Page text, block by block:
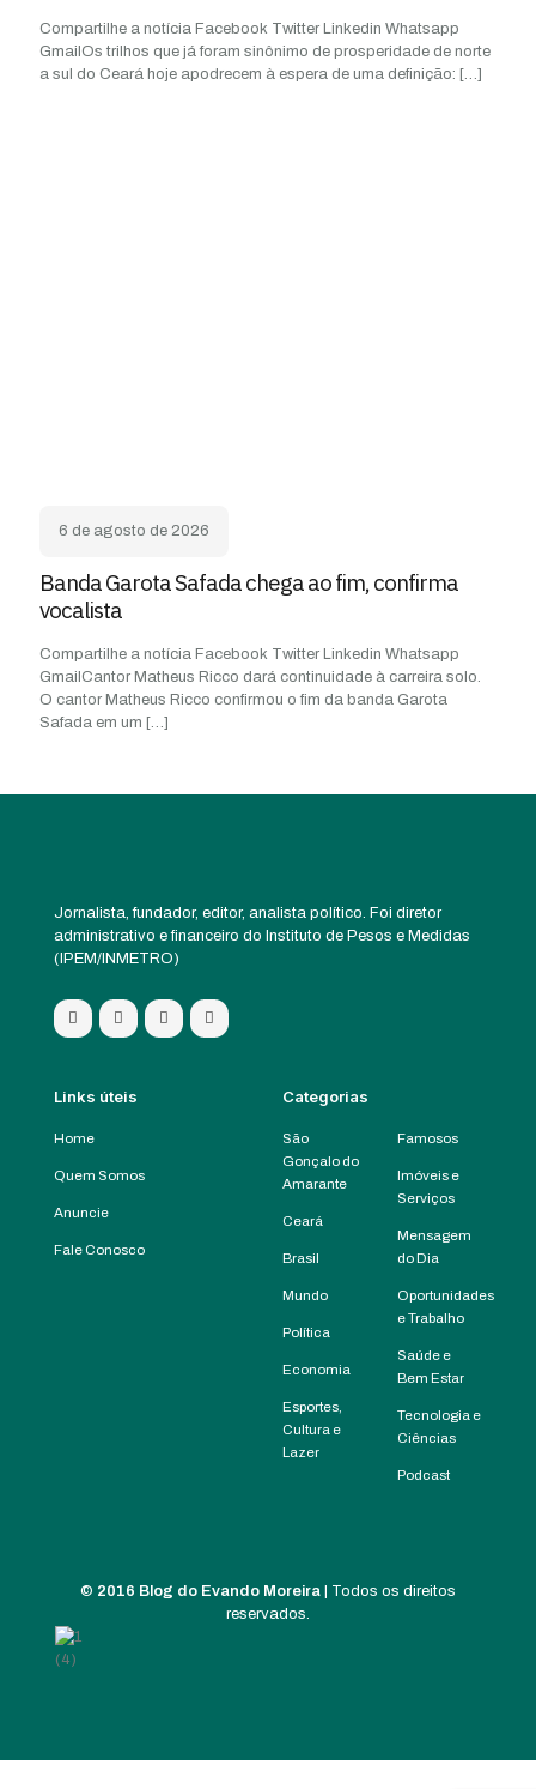
Compartilhe a notícia Facebook Twitter Linkedin Whatsapp
GmailOs trilhos que já foram sinônimo de prosperidade de norte
a sul do Ceará hoje apodrecem à espera de uma definição: […]
6 de agosto de 2026
Banda Garota Safada chega ao fim, confirma
vocalista
Compartilhe a notícia Facebook Twitter Linkedin Whatsapp
GmailCantor Matheus Ricco dará continuidade à carreira solo.
O cantor Matheus Ricco confirmou o fim da banda Garota
Safada em um […]
Jornalista, fundador, editor, analista político. Foi diretor
administrativo e financeiro do Instituto de Pesos e Medidas
(IPEM/INMETRO)
Links úteis
Home
Quem Somos
Anuncie
Fale Conosco
Categorias
São
Gonçalo do
Amarante
Ceará
Brasil
Mundo
Política
Economia
Esportes,
Cultura e
Lazer
Famosos
Imóveis e
Serviços
Mensagem
do Dia
Oportunidades
e Trabalho
Saúde e
Bem Estar
Tecnologia e
Ciências
Podcast
© 2016 Blog do Evando Moreira | Todos os direitos
reservados.